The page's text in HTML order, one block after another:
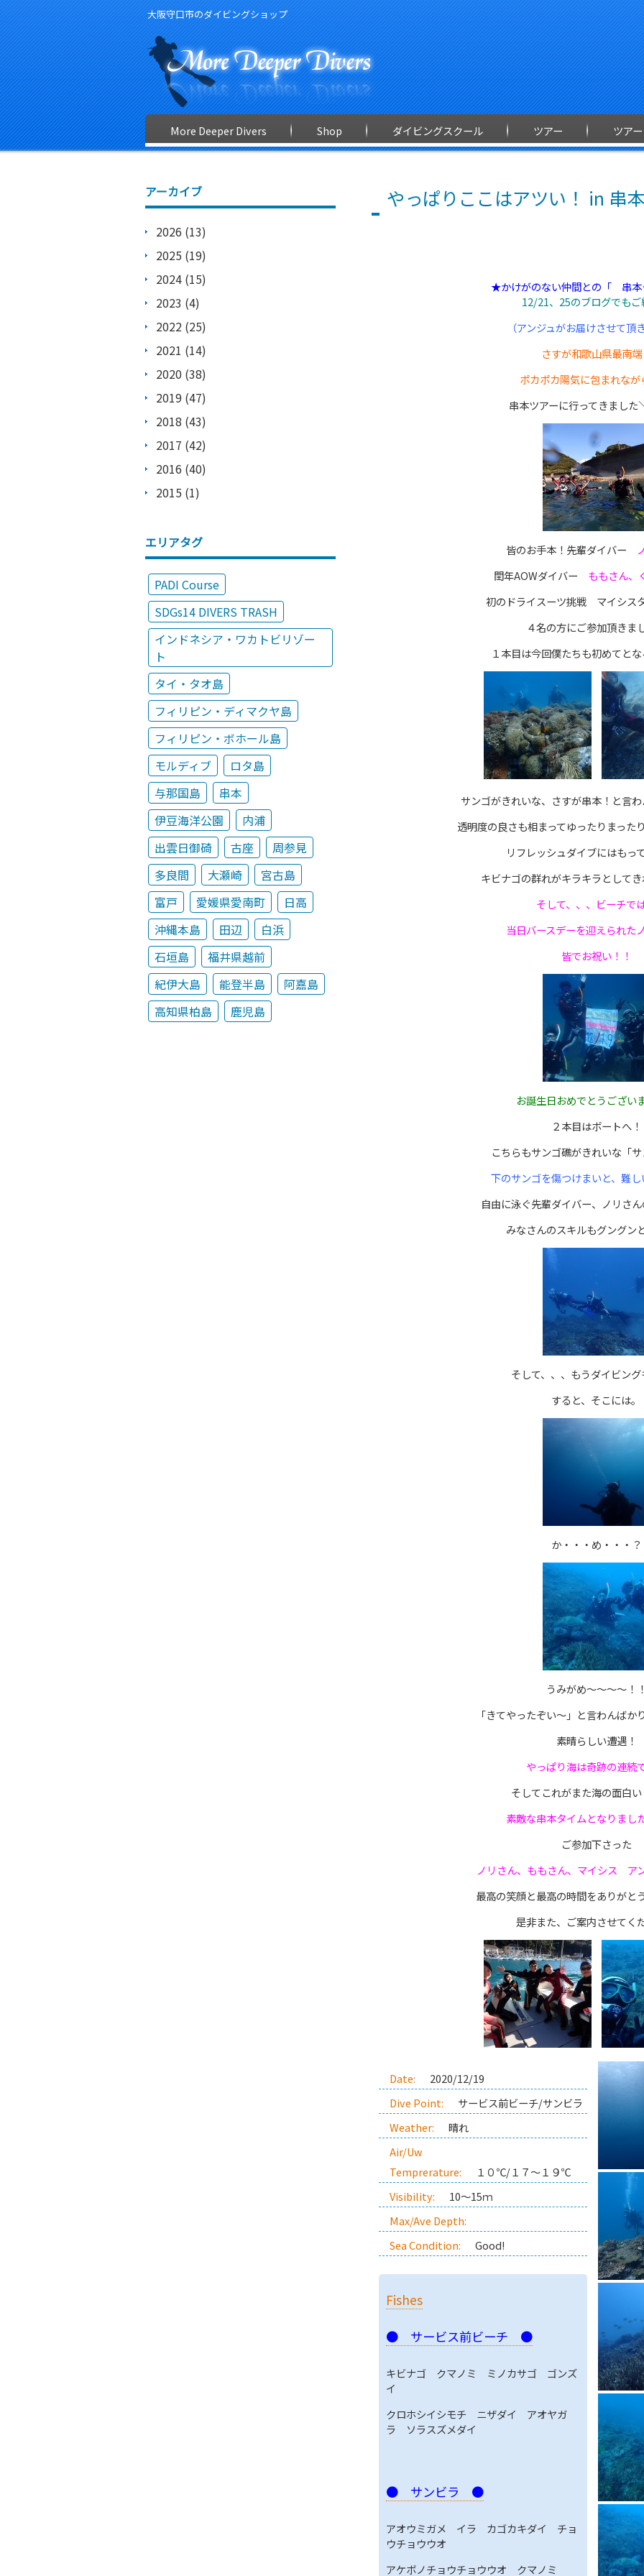
大阪守口市のダイビングショップ
More Deeper Divers Shop ダイビングスクール ツアー ツア
やっぱりここはアツい！ in 串
★かけがのない仲間との「 串
12/21、25のブログでもご
（アンジュがお届けさせて頂
さすが和歌山県最南
ポカポカ陽気に包まれなが
串本ツアーに行ってきまし
皆のお手本！先輩ダイバー
閏年AOWダイバー ももさん、
初のドライスーツ挑戦 マイシ
４名の方にご参加頂きま
１本目は今回僕たちも初めてと
サンゴがきれいな、さすが串本！と言
透明度の良さも相まってゆったりまった
リフレッシュダイブにはもっ
キビナゴの群れがキラキラとして
そして、、、ビーチで
当日バースデーを迎えられた
皆でお祝い！！
お誕生日おめでとうござい
２本目はボートへ！
こちらもサンゴ礁がきれいな「
下のサンゴを傷つけまいと、難
自由に泳ぐ先輩ダイバー、ノリさ
みなさんのスキルもグングン
そして、、、もうダイビン
すると、そこには。
か・・・め・・・？
うみがめ～～～～！
「きてやったぞい～」と言わんばか
素晴らしい遭遇！
やっぱり海は奇跡の連続
そしてこれがまた海の面白
素敵な串本タイムとなりまし
ご参加下さった
ノリさん、ももさん、マイシス ア
最高の笑顔と最高の時間をありがと
是非また、ご案内させてく
Date:
2020/12/19
Dive Point:
サービス前ビーチ/サンビラ
Weather:
晴れ
Air/Uw
Temprerature:
１０℃/１７～１９℃
Visibility:
10～15ｍ
Max/Ave Depth:
Sea Condition:
Good!
Fishes
● サービス前ビーチ ●
キビナゴ クマノミ ミノカサゴ ゴンズ
イ
クロホシイシモチ ニザダイ アオヤガ
ラ ソラスズメダイ
● サンビラ ●
アオウミガメ イラ カゴカキダイ チョ
ウチョウウオ
アケボノチョウチョウウオ クマノミ
アーカイブ
2026 (13)
2025 (19)
2024 (15)
2023 (4)
2022 (25)
2021 (14)
2020 (38)
2019 (47)
2018 (43)
2017 (42)
2016 (40)
2015 (1)
エリアタグ
PADI Course
SDGs14 DIVERS TRASH
インドネシア・ワカトビリゾー
ト
タイ・タオ島
フィリピン・ディマクヤ島
フィリピン・ボホール島
モルディブ
ロタ島
与那国島
串本
伊豆海洋公園
内浦
出雲日御碕
古座
周参見
多良間
大瀬崎
宮古島
富戸
愛媛県愛南町
日高
沖縄本島
田辺
白浜
石垣島
福井県越前
紀伊大島
能登半島
阿嘉島
高知県柏島
鹿児島